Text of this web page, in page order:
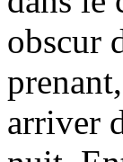
obscur
arriver